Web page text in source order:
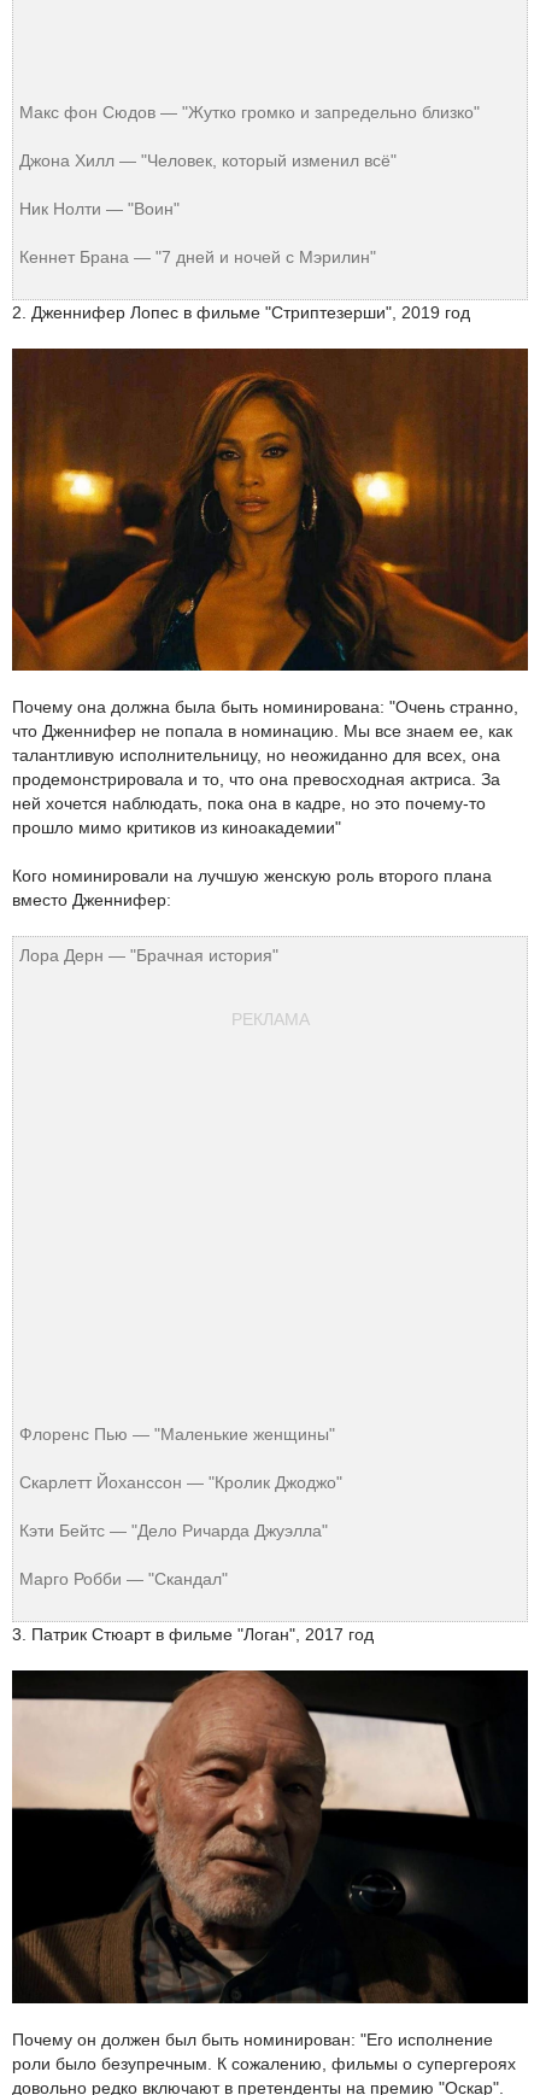
Макс фон Сюдов — "Жутко громко и запредельно близко"
Джона Хилл — "Человек, который изменил всё"
Ник Нолти — "Воин"
Кеннет Брана — "7 дней и ночей с Мэрилин"
2. Дженнифер Лопес в фильме "Стриптезерши", 2019 год
Почему она должна была быть номинирована: "Очень странно,
что Дженнифер не попала в номинацию. Мы все знаем ее, как
талантливую исполнительницу, но неожиданно для всех, она
продемонстрировала и то, что она превосходная актриса. За
ней хочется наблюдать, пока она в кадре, но это почему-то
прошло мимо критиков из киноакадемии"
Кого номинировали на лучшую женскую роль второго плана
вместо Дженнифер:
Лора Дерн — "Брачная история"
РЕКЛАМА
Флоренс Пью — "Маленькие женщины"
Скарлетт Йоханссон — "Кролик Джоджо"
Кэти Бейтс — "Дело Ричарда Джуэлла"
Марго Робби — "Скандал"
3. Патрик Стюарт в фильме "Логан", 2017 год
Почему он должен был быть номинирован: "Его исполнение
роли было безупречным. К сожалению, фильмы о супергероях
довольно редко включают в претенденты на премию "Оскар".